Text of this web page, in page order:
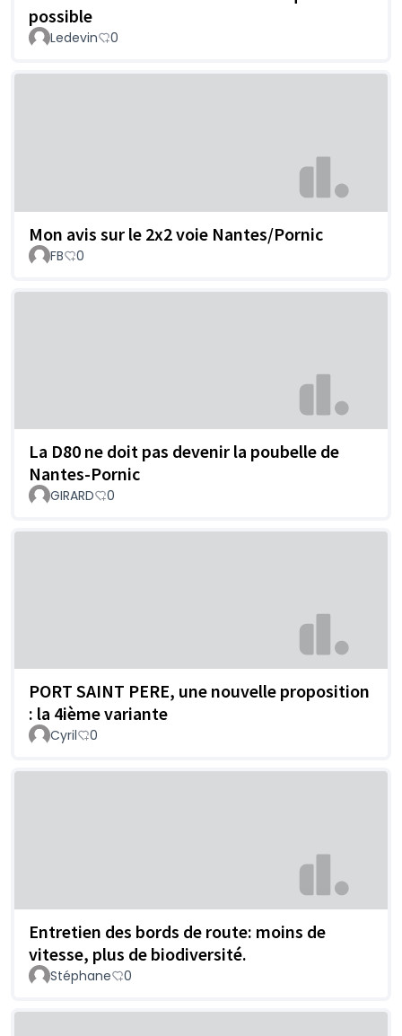
possible
Ledevin 0
Mon avis sur le 2x2 voie Nantes/Pornic
FB 0
La D80 ne doit pas devenir la poubelle de
Nantes-Pornic
GIRARD 0
PORT SAINT PERE, une nouvelle proposition
: la 4ième variante
Cyril 0
Entretien des bords de route: moins de
vitesse, plus de biodiversité.
Stéphane 0